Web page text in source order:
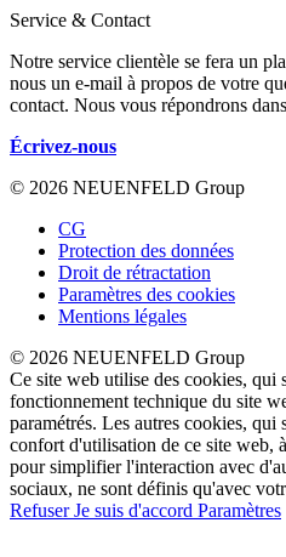
Service & Contact
Notre service clientèle se fera un
nous un e-mail à propos de votre
contact. Nous vous répondrons
Écrivez-nous
© 2026 NEUENFELD Group
CG
Protection des données
Droit de rétractation
Paramètres des cookies
Mentions légales
© 2026 NEUENFELD Group
Ce site web utilise des cookies, qui
fonctionnement technique du site
paramétrés. Les autres cookies, qui
confort d'utilisation de ce site web,
pour simplifier l'interaction avec
sociaux, ne sont définis qu'avec
RefuserJe suis d'accord Paramètres